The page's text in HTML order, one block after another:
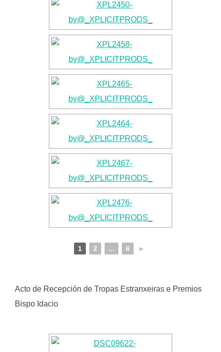
1 2 ... 6 ►
Acto de Recepción de Tropas Estranxeiras e Premios
Bispo Idacio